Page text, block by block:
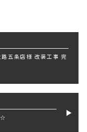
五条店様 改装工事 完
☆